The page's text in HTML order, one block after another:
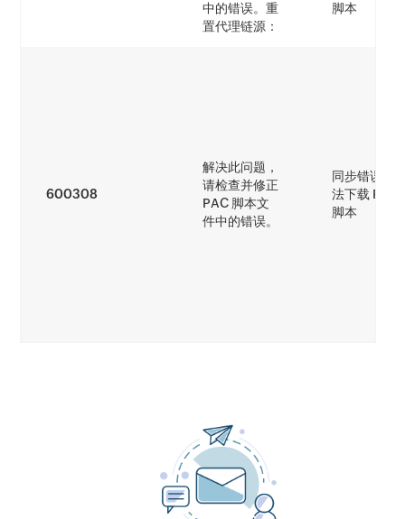
中的错误。重
置代理链源：
脚本
600308
解决此问题，
请检查并修正
PAC 脚本文
件中的错误。
同步错误 - 无
法下载 PAC
脚本